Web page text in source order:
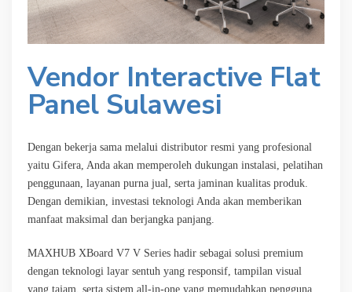
Vendor Interactive Flat
Panel Sulawesi
Dengan bekerja sama melalui distributor resmi yang profesional
yaitu Gifera, Anda akan memperoleh dukungan instalasi, pelatihan
penggunaan, layanan purna jual, serta jaminan kualitas produk.
Dengan demikian, investasi teknologi Anda akan memberikan
manfaat maksimal dan berjangka panjang.
MAXHUB XBoard V7 V Series hadir sebagai solusi premium
dengan teknologi layar sentuh yang responsif, tampilan visual
yang tajam, serta sistem all-in-one yang memudahkan pengguna